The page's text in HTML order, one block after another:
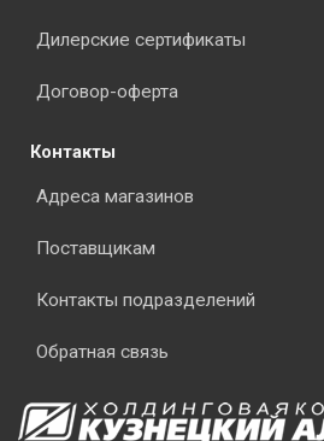
Дилерские сертификаты
Договор-оферта
Контакты
Адреса магазинов
Поставщикам
Контакты подразделений
Обратная связь